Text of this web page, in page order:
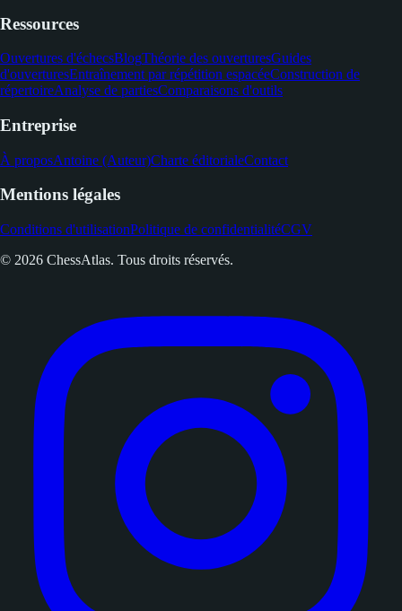
Ressources
Ouvertures d'échecsBlogThéorie des ouverturesGuides
d'ouverturesEntraînement par répétition espacéeConstruction de
répertoireAnalyse de partiesComparaisons d'outils
Entreprise
À proposAntoine (Auteur)Charte éditorialeContact
Mentions légales
Conditions d'utilisationPolitique de confidentialitéCGV
© 2026 ChessAtlas. Tous droits réservés.